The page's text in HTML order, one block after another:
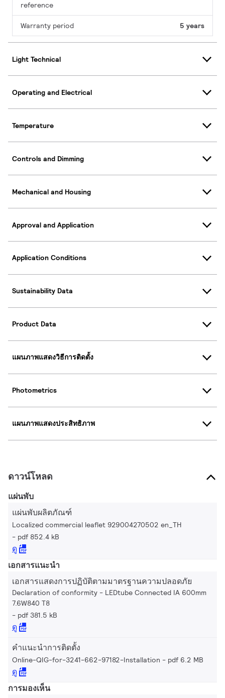
reference
Warranty period 5 years
Light Technical
Operating and Electrical
Temperature
Controls and Dimming
Mechanical and Housing
Approval and Application
Application Conditions
Sustainability Data
Product Data
แผนภาพแสดงวิธีการติดตั้ง
Photometrics
แผนภาพแสดงประสิทธิภาพ
ดาวน์โหลด
แผ่นพับ
แผ่นพับผลิตภัณฑ์
Localized commercial leaflet 929004270502 en_TH
pdf 852.4 kB
ดู
เอกสารแนะนำ
เอกสารแสดงการปฏิบัติตามมาตรฐานความปลอดภัย
Declaration of conformity - LEDtube Connected IA 600mm
7.6W840 T8
pdf 381.5 kB
ดู
คำแนะนำการติดตั้ง
Online-QIG-for-3241-662-97182-Installation pdf 6.2 MB
ดู
การมองเห็น